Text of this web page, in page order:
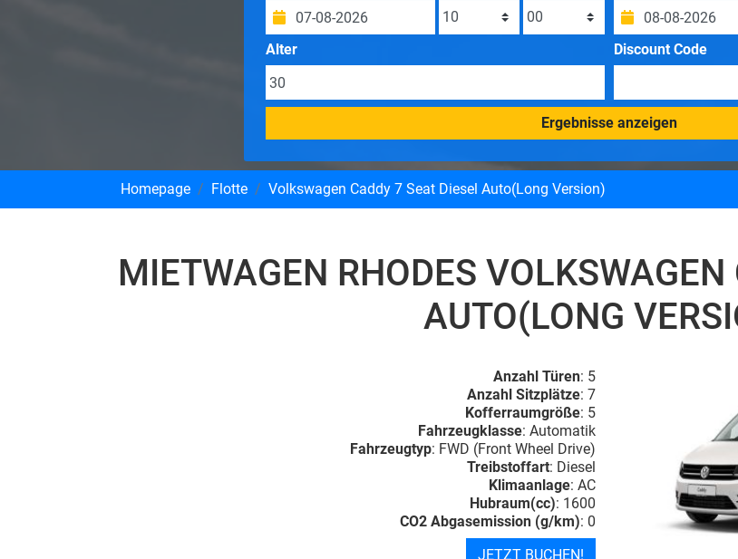
Alter Discount Code
Ergebnisse anzeigen
Homepage Flotte Volkswagen Caddy 7 Seat Diesel Auto(Long Version)
MIETWAGEN RHODES
AUTO(LONG
Anzahl Türen: 5
Anzahl Sitzplätze: 7
Kofferraumgröße: 5
Fahrzeugklasse: Automatik
Fahrzeugtyp: FWD (Front Wheel Drive)
Treibstoffart: Diesel
Klimaanlage: AC
Hubraum(cc): 1600
CO2 Abgasemission (g/km): 0
JETZT BUCHEN!